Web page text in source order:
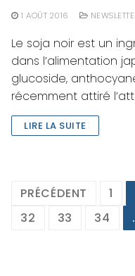
1 AOÛT 2016
Le soja noir est un
dans l’alimentation
glucoside,
récemment attiré
LIRE LA SUITE
Navigation
des
PRÉCÉDENT 1
32
33 34